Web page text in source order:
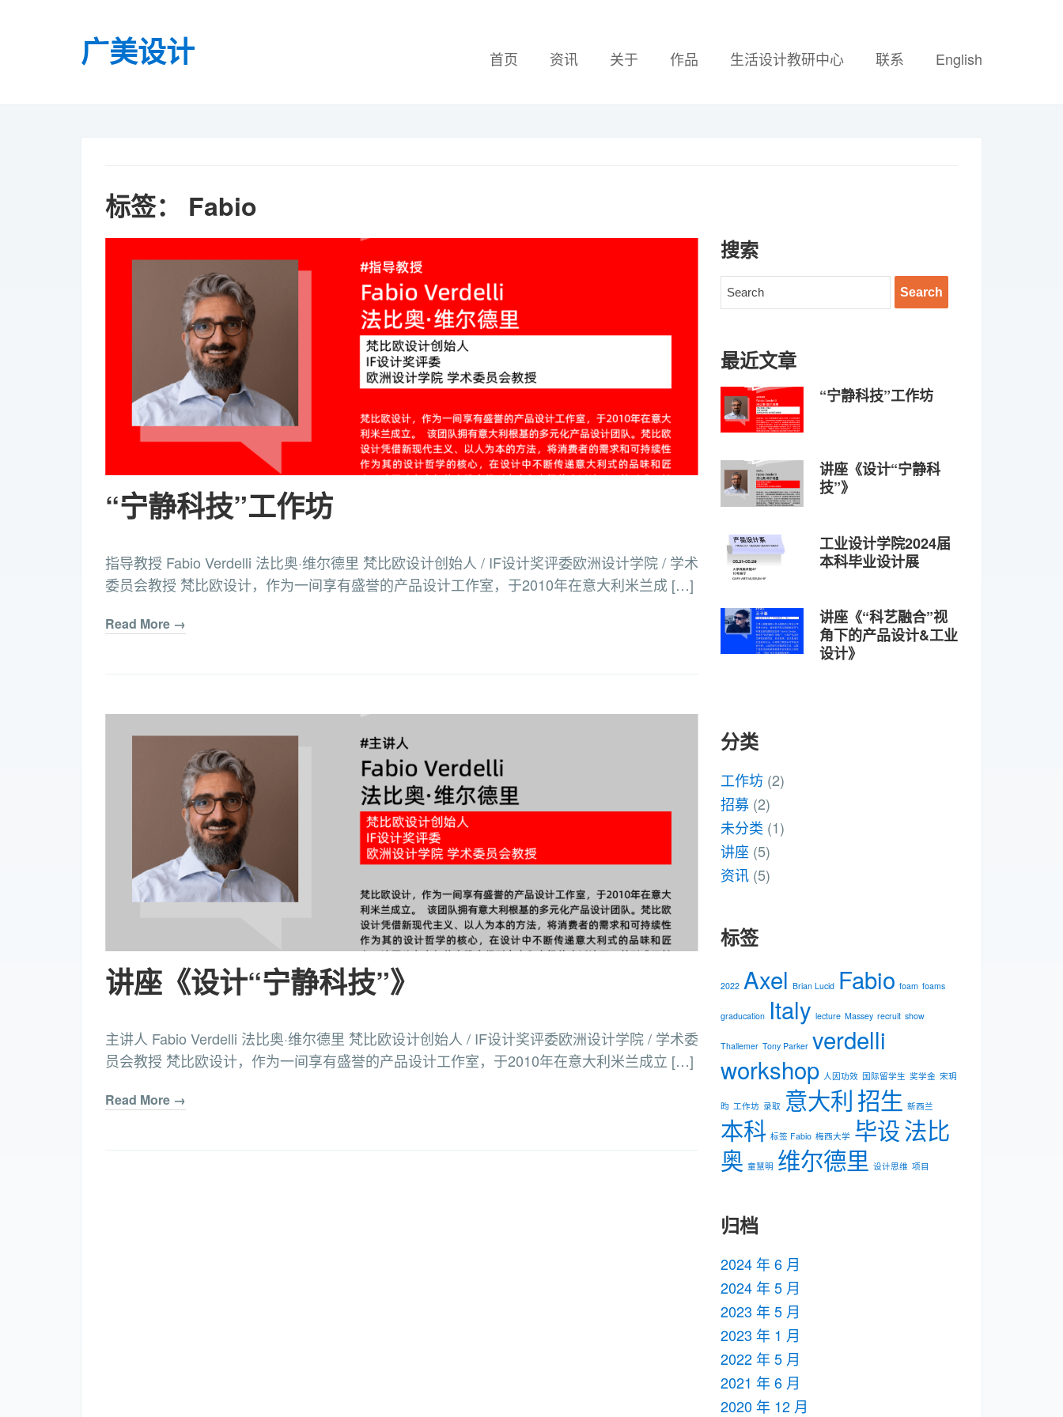
广美设计 首页 资讯 关于 作品 生活设计教研中心 联系 English
标签： Fabio
“宁静科技”工作坊
指导教授 Fabio Verdelli 法比奥·维尔德里 梵比欧设计创始人 / IF设计奖评委欧洲设计学院 / 学术
委员会教授 梵比欧设计，作为一间享有盛誉的产品设计工作室，于2010年在意大利米兰成 […]
Read More →
讲座《设计“宁静科技”》
主讲人 Fabio Verdelli 法比奥·维尔德里 梵比欧设计创始人 / IF设计奖评委欧洲设计学院 / 学术委
员会教授 梵比欧设计，作为一间享有盛誉的产品设计工作室，于2010年在意大利米兰成立 […]
Read More →
搜索
最近文章
“宁静科技”工作坊
讲座《设计“宁静科
技”》
工业设计学院2024届
本科毕业设计展
讲座《“科艺融合”视
角下的产品设计&工业
设计》
分类
工作坊 (2)
招募 (2)
未分类 (1)
讲座 (5)
资讯 (5)
标签
2022 Axel Brian Lucid Fabio foam foams
graducation Italy lecture Massey recruit show
Thallemer Tony Parker verdelli
workshop 人因功效 国际留学生 奖学金 宋玥
昀 工作坊 录取 意大利招生 新⻄兰
本科 标签 Fabio 梅⻄⼤学 毕设法比
奥 童慧明 维尔德里 设计思维 项目
归档
2024 年 6 月
2024 年 5 月
2023 年 5 月
2023 年 1 月
2022 年 5 月
2021 年 6 月
2020 年 12 月